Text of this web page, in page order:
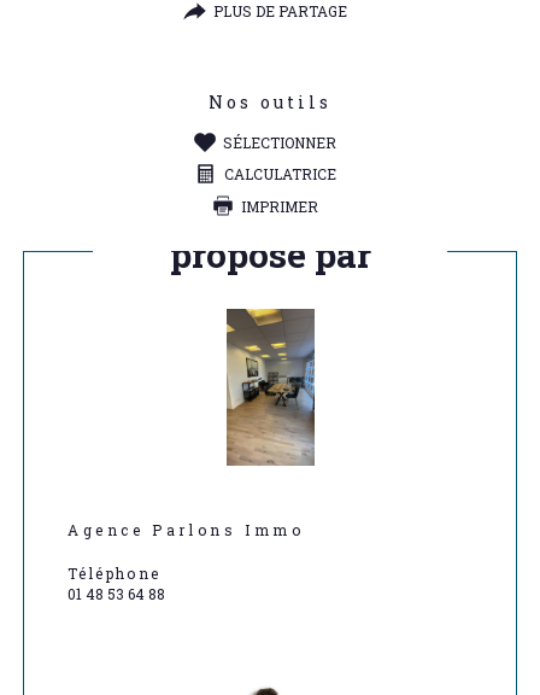
PLUS DE PARTAGE
Nos outils
SÉLECTIONNER
CALCULATRICE
IMPRIMER
Ce bien vous est
proposé par
Agence Parlons Immo
Téléphone
01 48 53 64 88